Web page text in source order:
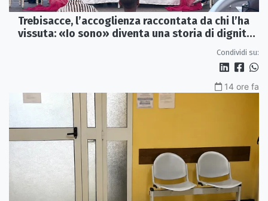
Trebisacce, l’accoglienza raccontata da chi l’ha
vissuta: «Io sono» diventa una storia di dignità
Condividi su:
14 ore fa